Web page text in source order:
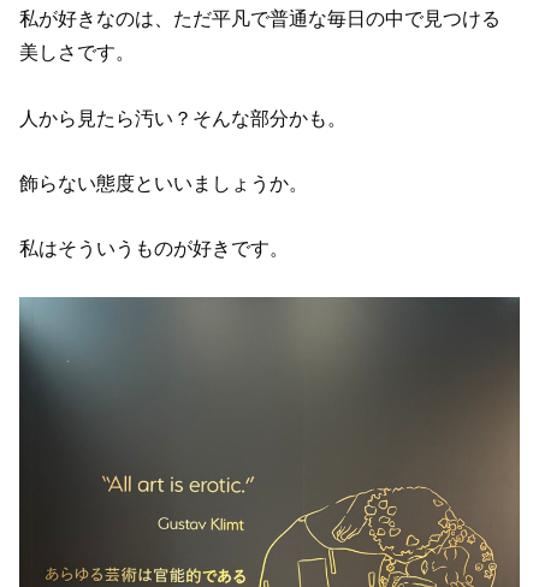
私が好きなのは、ただ平凡で普通な毎日の中で見つける
美しさです。
人から見たら汚い？そんな部分かも。
飾らない態度といいましょうか。
私はそういうものが好きです。